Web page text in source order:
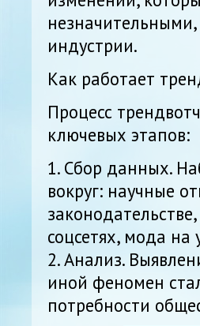
индустрии.
Как работает
Процесс
ключевых этапов:
1. Сбор данных.
вокруг: научные
соцсетях, мода на
2. Анализ.
иной феномен
потребности